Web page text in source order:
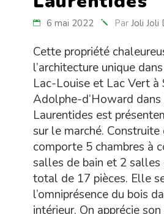
6 mai 2022 Par Joli Joli
Cette propriété
l’architecture unique
Lac-Louise et Lac Vert à
Adolphe-d’Howard dans
Laurentides est
sur le marché.
comporte 5 chambres à
salles de bain et 2 salles
total de 17 pièces. Elle
l’omniprésence du bois
intérieur. On apprécie